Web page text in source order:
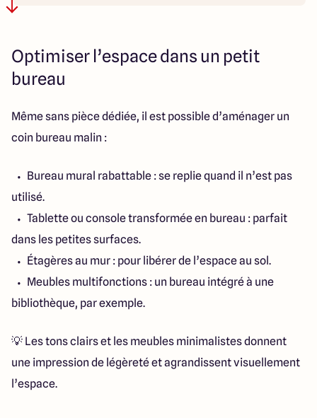
Optimiser l’espace dans un petit
bureau
Même sans pièce dédiée, il est possible d’aménager un
coin bureau malin :
Bureau mural rabattable : se replie quand il n’est pas
utilisé.
Tablette ou console transformée en bureau : parfait
dans les petites surfaces.
Étagères au mur : pour libérer de l’espace au sol.
Meubles multifonctions : un bureau intégré à une
bibliothèque, par exemple.
💡 Les tons clairs et les meubles minimalistes donnent
une impression de légèreté et agrandissent visuellement
l’espace.